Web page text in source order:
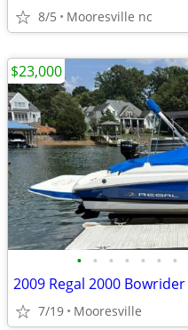
8/5 Mooresville nc
• • • • • • •
2009 Regal 2000 Bowrider
7/19 Mooresville
$23,000